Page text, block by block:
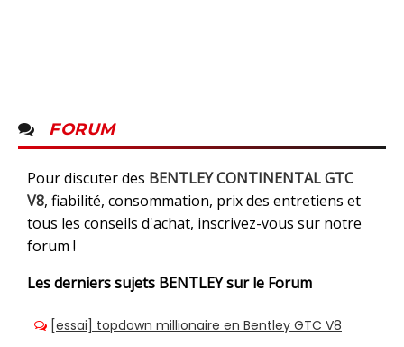
FORUM
Pour discuter des BENTLEY CONTINENTAL GTC
V8, fiabilité, consommation, prix des entretiens et
tous les conseils d'achat, inscrivez-vous sur notre
forum !
Les derniers sujets BENTLEY sur le Forum